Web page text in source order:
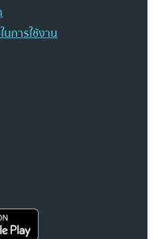
การใช้งาน